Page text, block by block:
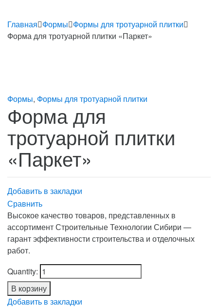
Главная Формы Формы для тротуарной плитки
Форма для тротуарной плитки «Паркет»
Формы, Формы для тротуарной плитки
Форма для
тротуарной плитки
«Паркет»
Добавить в закладки
Сравнить
Высокое качество товаров, представленных в
ассортимент Строительные Технологии Сибири —
гарант эффективности строительства и отделочных
работ.
Quantity:
В корзину
Добавить в закладки